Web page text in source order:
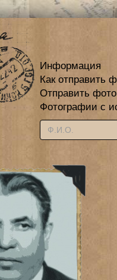
Информация
Как отправить
Отправить
Фотографии с